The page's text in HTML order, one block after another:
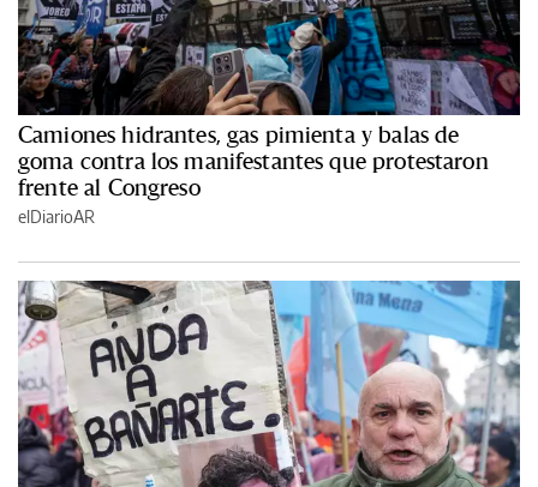
Camiones hidrantes, gas pimienta y balas de
goma contra los manifestantes que protestaron
frente al Congreso
elDiarioAR